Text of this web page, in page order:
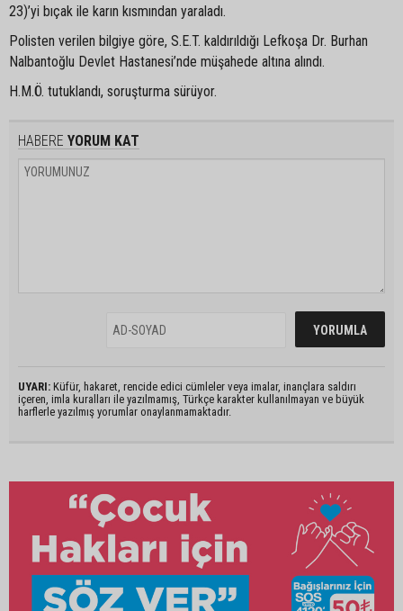
23)’yi bıçak ile karın kısmından yaraladı.
Polisten verilen bilgiye göre, S.E.T. kaldırıldığı Lefkoşa Dr. Burhan
Nalbantoğlu Devlet Hastanesi’nde müşahede altına alındı.
H.M.Ö. tutuklandı, soruşturma sürüyor.
HABERE YORUM KAT
UYARI: Küfür, hakaret, rencide edici cümleler veya imalar, inançlara saldırı
içeren, imla kuralları ile yazılmamış, Türkçe karakter kullanılmayan ve büyük
harflerle yazılmış yorumlar onaylanmamaktadır.